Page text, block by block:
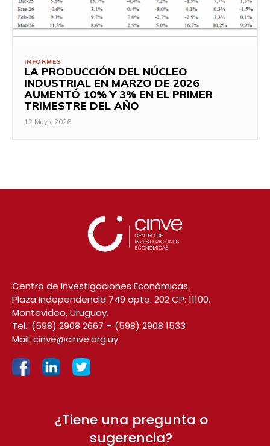
INFORMES
LA PRODUCCIÓN DEL NÚCLEO
INDUSTRIAL EN MARZO DE 2026
AUMENTÓ 10% Y 3% EN EL PRIMER
TRIMESTRE DEL AÑO
12 Mayo, 2026
Centro de Investigaciones Económicas.
Plaza Independencia 749 apto. 202 CP: 11100,
Montevideo, Uruguay.
Tel.: (598) 2908 2667 – (598) 2908 1533
Mail: cinve@cinve.org.uy
¿Tiene una pregunta o
sugerencia?